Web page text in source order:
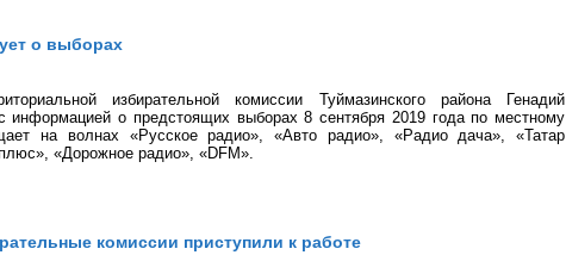
о выборах
избирательной комиссии Туймазинского района Генадий
информацией о предстоящих выборах 8 сентября 2019 года по местному
на волнах «Русское радио», «Авто радио», «Радио дача», «Татар
«Дорожное радио», «DFM».
комиссии приступили к работе